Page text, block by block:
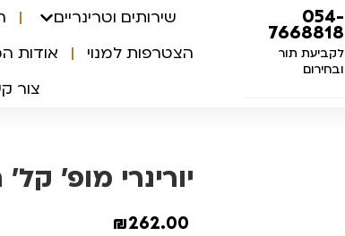
054-
7668818
לקביעת תור
ובחירום
שירותים וטרינריים
הצטרפות למנוי
אודות
צור
יורינרי מופ’ קל’
262.00
₪